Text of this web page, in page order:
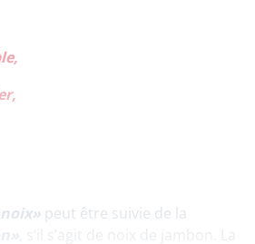
peut être suivie de la